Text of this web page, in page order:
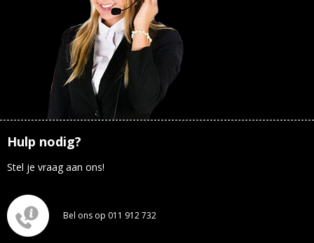
Hulp nodig?
Stel je vraag aan ons!
Bel ons op 011 912 732